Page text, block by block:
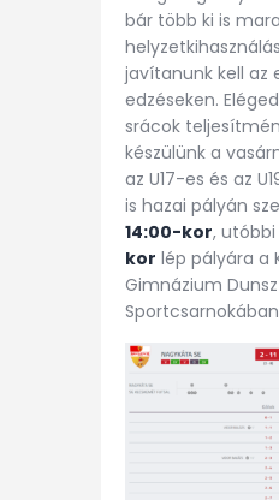
bár több ki is
javítanunk kell az
edzéseken.
srácok
készülünk a
az U17-es és az
is hazai pályán
14:00-kor,
kor lép pályára a
Gimnázium